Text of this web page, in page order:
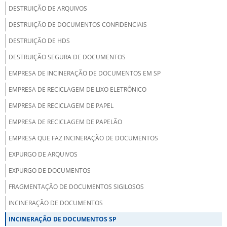
DESTRUIÇÃO DE ARQUIVOS
DESTRUIÇÃO DE DOCUMENTOS CONFIDENCIAIS
DESTRUIÇÃO DE HDS
DESTRUIÇÃO SEGURA DE DOCUMENTOS
EMPRESA DE INCINERAÇÃO DE DOCUMENTOS EM SP
EMPRESA DE RECICLAGEM DE LIXO ELETRÔNICO
EMPRESA DE RECICLAGEM DE PAPEL
EMPRESA DE RECICLAGEM DE PAPELÃO
EMPRESA QUE FAZ INCINERAÇÃO DE DOCUMENTOS
EXPURGO DE ARQUIVOS
EXPURGO DE DOCUMENTOS
FRAGMENTAÇÃO DE DOCUMENTOS SIGILOSOS
INCINERAÇÃO DE DOCUMENTOS
INCINERAÇÃO DE DOCUMENTOS SP